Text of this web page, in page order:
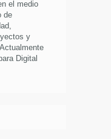
el medio
de
y
Digital